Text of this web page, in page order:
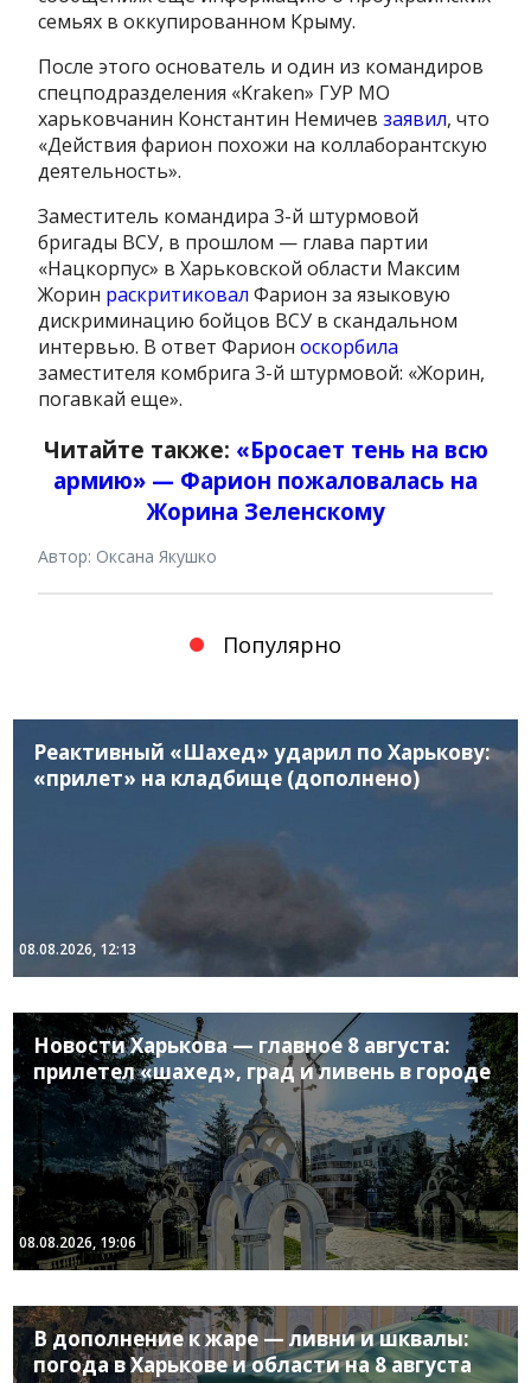
семьях в оккупированном Крыму.
После этого основатель и один из командиров
спецподразделения «Kraken» ГУР МО
харьковчанин Константин Немичевзаявил, что
«Действия фарион похожи на коллаборантскую
деятельность».
Заместитель командира 3-й штурмовой
бригады ВСУ, в прошлом — глава партии
«Нацкорпус» в Харьковской области Максим
Жорин раскритиковал Фарион за языковую
дискриминацию бойцов ВСУ в скандальном
интервью. В ответ Фарионоскорбила
заместителя комбрига 3-й штурмовой: «Жорин,
погавкай еще».
Читайте также: «Бросает тень на всю
армию» — Фарион пожаловалась на
Жорина Зеленскому
Автор: Оксана Якушко
Популярно
Реактивный «Шахед» ударил по Харькову:
«прилет» на кладбище (дополнено)
08.08.2026, 12:13
Новости Харькова — главное 8 августа:
прилетел «шахед», град и ливень в городе
08.08.2026, 19:06
В дополнение к жаре — ливни и шквалы:
погода в Харькове и области на 8 августа